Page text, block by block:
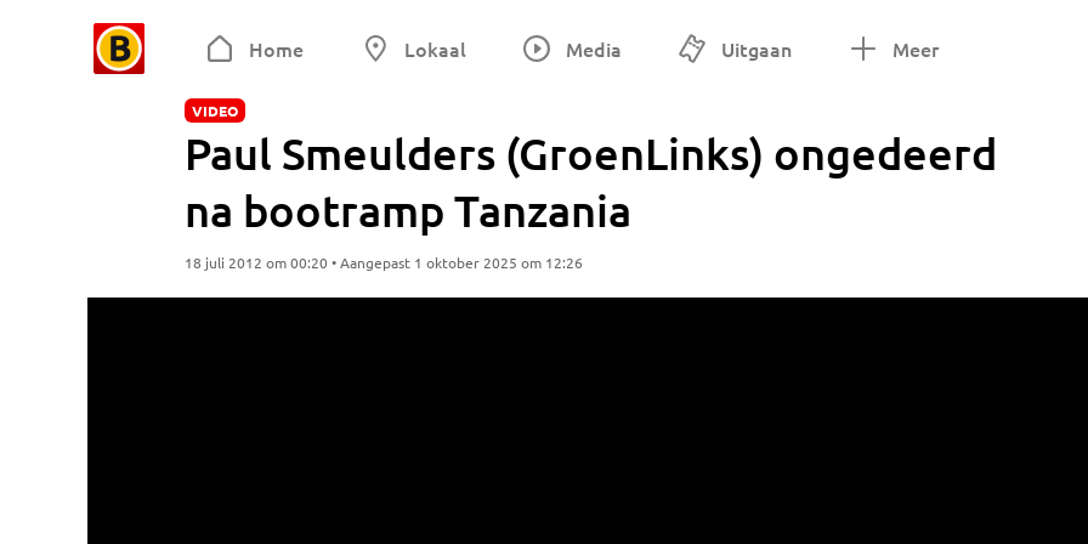
Home Lokaal Media Uitgaan Meer
VIDEO
Paul Smeulders (GroenLinks) ongedeerd
na bootramp Tanzania
18 juli 2012 om 00:20 • Aangepast 1 oktober 2025 om 12:26